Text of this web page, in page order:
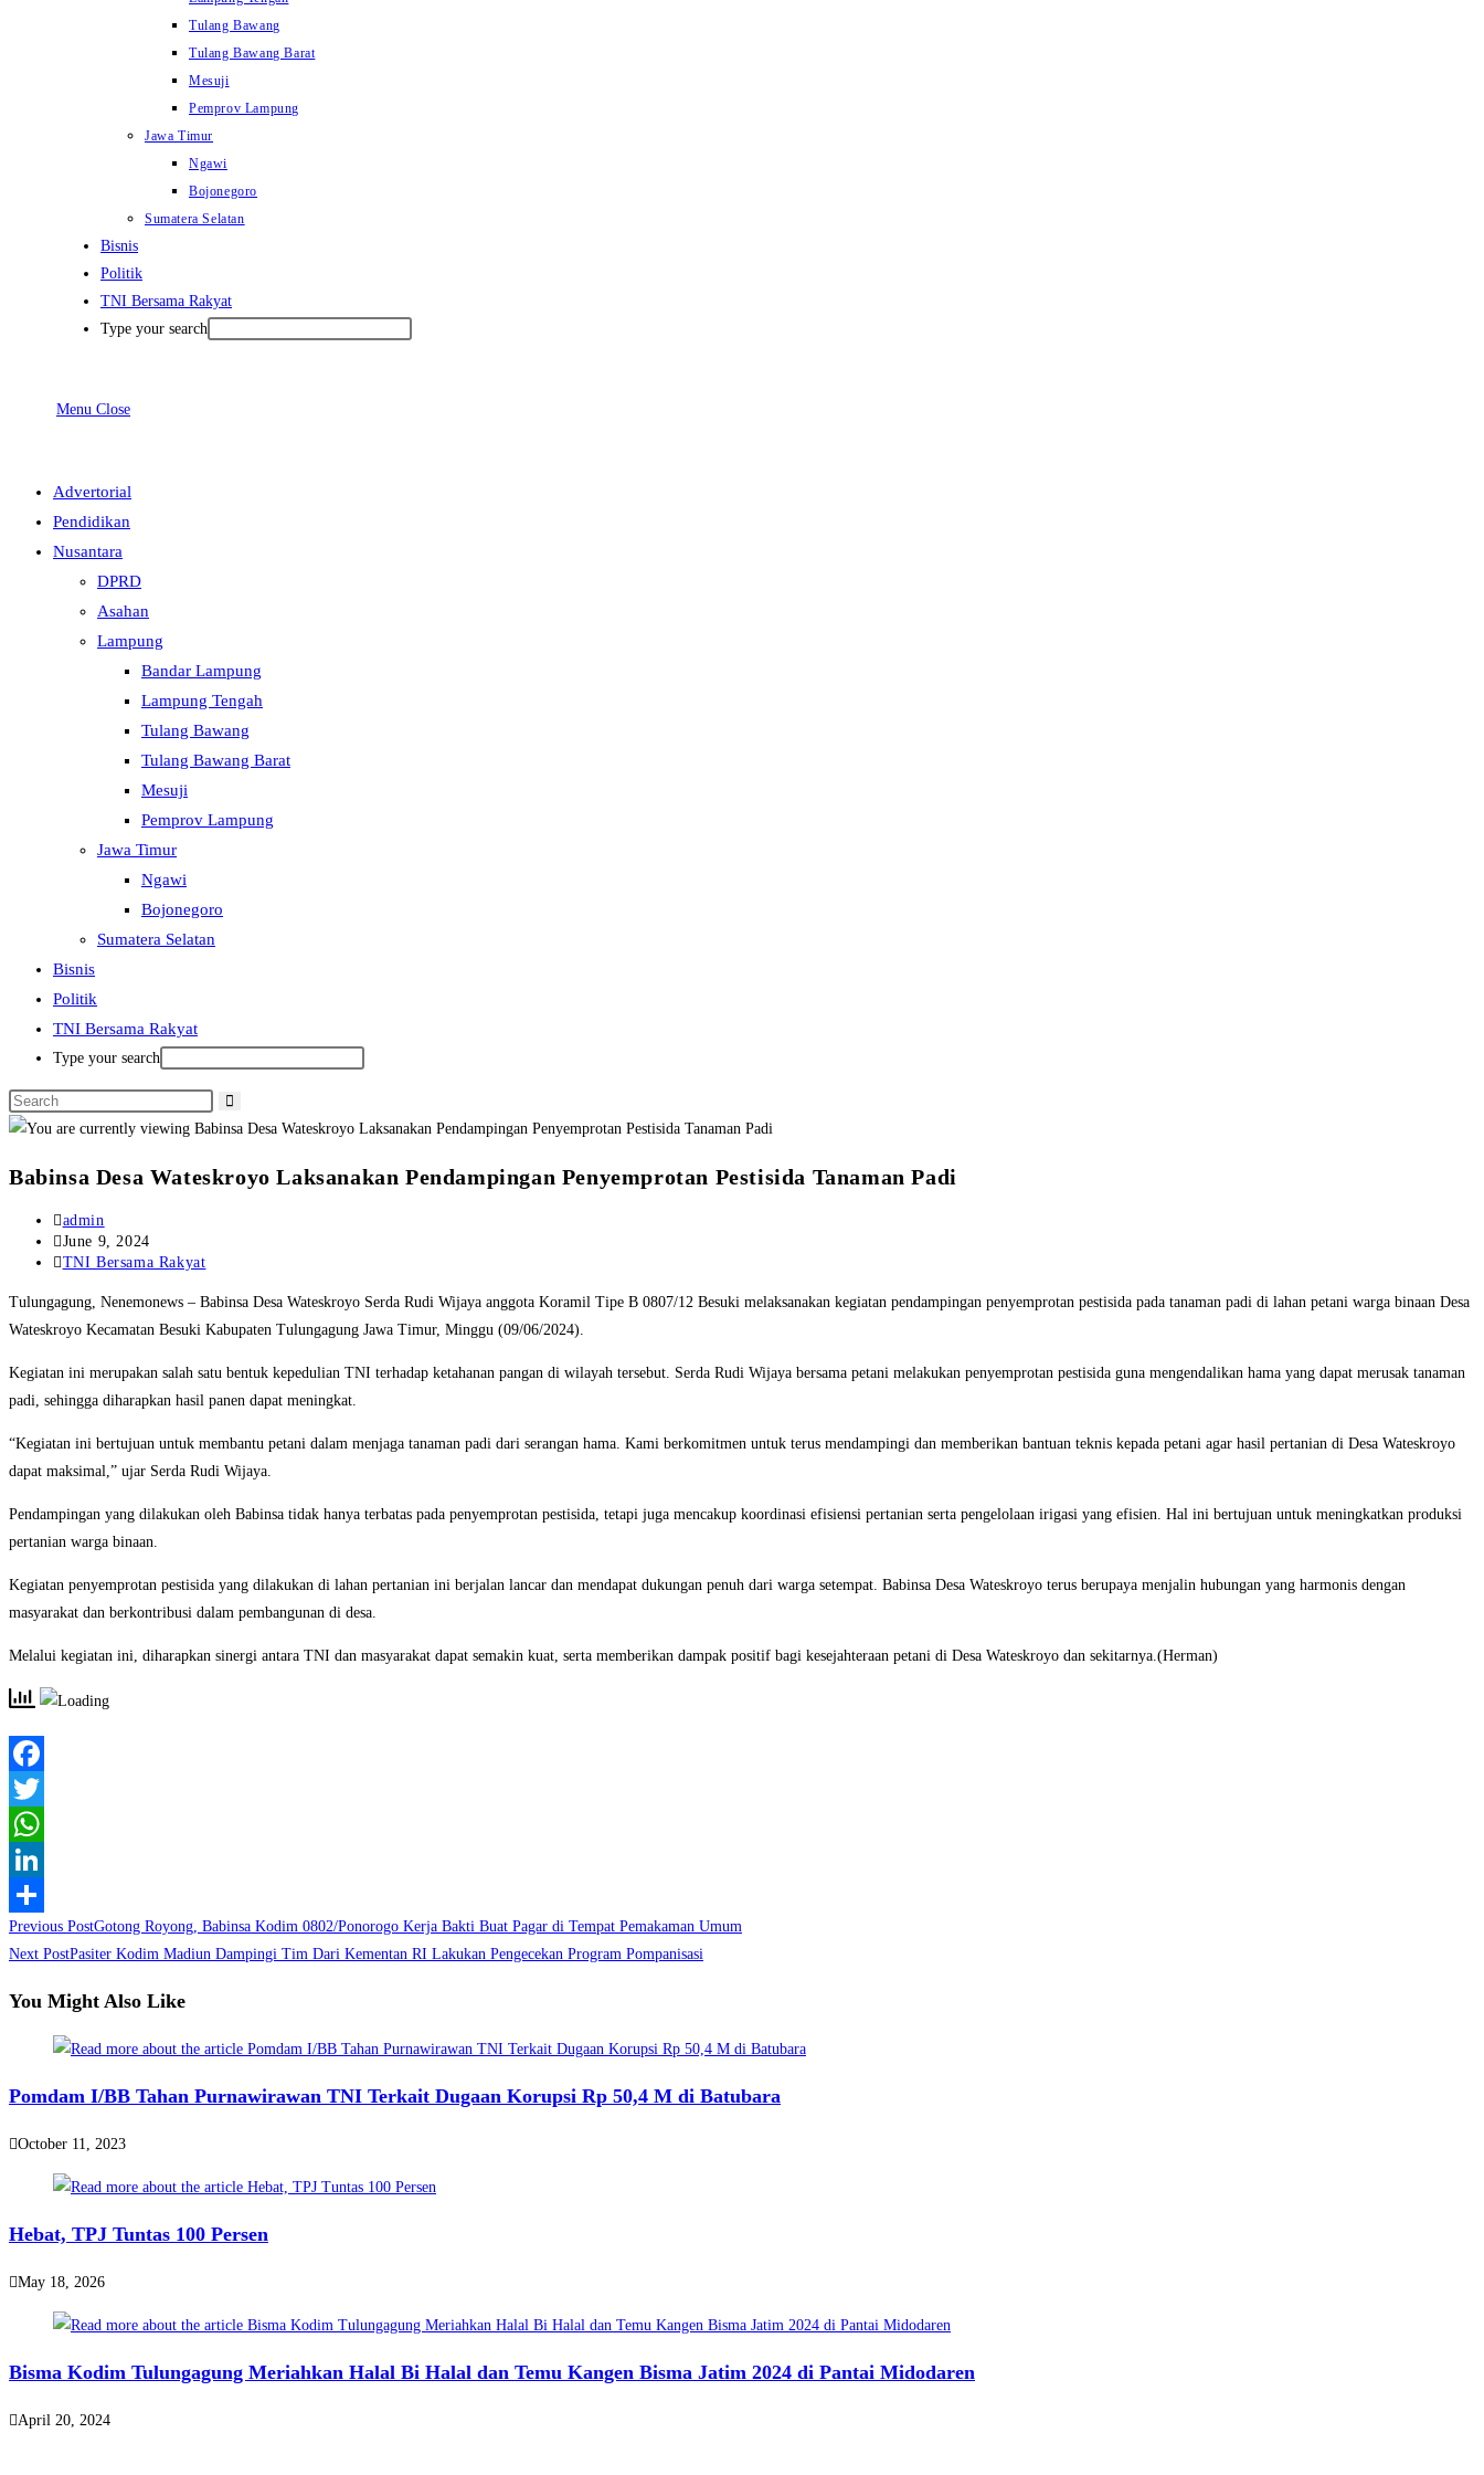
Tulang Bawang
Tulang Bawang Barat
Mesuji
Pemprov Lampung
Jawa Timur
Ngawi
Bojonegoro
Sumatera Selatan
Bisnis
Politik
TNI Bersama Rakyat
Type your search
Menu Close
Advertorial
Pendidikan
Nusantara
DPRD
Asahan
Lampung
Bandar Lampung
Lampung Tengah
Tulang Bawang
Tulang Bawang Barat
Mesuji
Pemprov Lampung
Jawa Timur
Ngawi
Bojonegoro
Sumatera Selatan
Bisnis
Politik
TNI Bersama Rakyat
Type your search
Babinsa Desa Wateskroyo Laksanakan Pendampingan Penyemprotan Pestisida Tanaman Padi
Post
author:
admin
Post
published:
June 9, 2024
Post
TNI Bersama Rakyat
Tulungagung, Nenemonews – Babinsa Desa Wateskroyo Serda Rudi Wijaya anggota Koramil Tipe B 0807/12 Besuki melaksanakan kegiatan pendampingan penyemprotan pestisida pada tanaman padi di lahan petani warga binaan Desa
Wateskroyo Kecamatan Besuki Kabupaten Tulungagung Jawa Timur, Minggu (09/06/2024).
Kegiatan ini merupakan salah satu bentuk kepedulian TNI terhadap ketahanan pangan di wilayah tersebut. Serda Rudi Wijaya bersama petani melakukan penyemprotan pestisida guna mengendalikan hama yang dapat merusak tanaman
padi, sehingga diharapkan hasil panen dapat meningkat.
“Kegiatan ini bertujuan untuk membantu petani dalam menjaga tanaman padi dari serangan hama. Kami berkomitmen untuk terus mendampingi dan memberikan bantuan teknis kepada petani agar hasil pertanian di Desa Wateskroyo
dapat maksimal,” ujar Serda Rudi Wijaya.
Pendampingan yang dilakukan oleh Babinsa tidak hanya terbatas pada penyemprotan pestisida, tetapi juga mencakup koordinasi efisiensi pertanian serta pengelolaan irigasi yang efisien. Hal ini bertujuan untuk meningkatkan produksi
pertanian warga binaan.
Kegiatan penyemprotan pestisida yang dilakukan di lahan pertanian ini berjalan lancar dan mendapat dukungan penuh dari warga setempat. Babinsa Desa Wateskroyo terus berupaya menjalin hubungan yang harmonis dengan
masyarakat dan berkontribusi dalam pembangunan di desa.
Melalui kegiatan ini, diharapkan sinergi antara TNI dan masyarakat dapat semakin kuat, serta memberikan dampak positif bagi kesejahteraan petani di Desa Wateskroyo dan sekitarnya.(Herman)
Facebook
Twitter
WhatsApp
LinkedIn
Share
Read
more
articles
Previous PostGotong Royong, Babinsa Kodim 0802/Ponorogo Kerja Bakti Buat Pagar di Tempat Pemakaman Umum
Next PostPasiter Kodim Madiun Dampingi Tim Dari Kementan RI Lakukan Pengecekan Program Pompanisasi
You Might Also Like
Pomdam I/BB Tahan Purnawirawan TNI Terkait Dugaan Korupsi Rp 50,4 M di Batubara
October 11, 2023
Hebat, TPJ Tuntas 100 Persen
May 18, 2026
Bisma Kodim Tulungagung Meriahkan Halal Bi Halal dan Temu Kangen Bisma Jatim 2024 di Pantai Midodaren
April 20, 2024